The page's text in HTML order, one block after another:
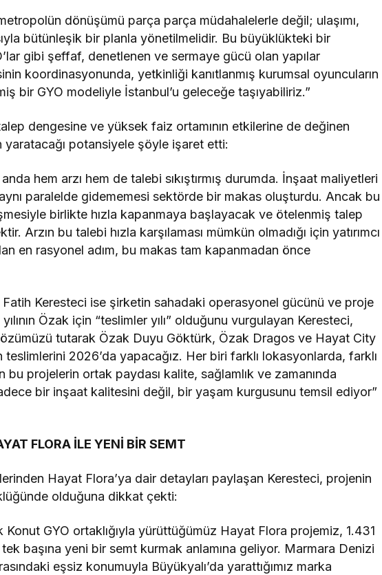
dönüşümü parça parça müdahalelerle değil; ulaşımı,
bütünleşik bir planla yönetilmelidir. Bu büyüklükteki bir
gibi şeffaf, denetlenen ve sermaye gücü olan yapılar
koordinasyonunda, yetkinliği kanıtlanmış kurumsal oyuncuların
bir GYO modeliyle İstanbul’u geleceğe taşıyabiliriz.”
dengesine ve yüksek faiz ortamının etkilerine de değinen
yaratacağı potansiyele şöyle işaret etti:
hem arzı hem de talebi sıkıştırmış durumda. İnşaat maliyetleri
aynı paralelde gidememesi sektörde bir makas oluşturdu. Ancak bu
birlikte hızla kapanmaya başlayacak ve ötelenmiş talep
Arzın bu talebi hızla karşılaması mümkün olmadığı için yatırımcı
en rasyonel adım, bu makas tam kapanmadan önce
Keresteci ise şirketin sahadaki operasyonel gücünü ve proje
Özak için “teslimler yılı” olduğunu vurgulayan Keresteci,
tutarak Özak Duyu Göktürk, Özak Dragos ve Hayat City
2026’da yapacağız. Her biri farklı lokasyonlarda, farklı
bu projelerin ortak paydası kalite, sağlamlık ve zamanında
bir inşaat kalitesini değil, bir yaşam kurgusunu temsil ediyor”
FLORA İLE YENİ BİR SEMT
Hayat Flora’ya dair detayları paylaşan Keresteci, projenin
olduğuna dikkat çekti:
Konut GYO ortaklığıyla yürüttüğümüz Hayat Flora projemiz, 1.431
tek başına yeni bir semt kurmak anlamına geliyor. Marmara Denizi
eşsiz konumuyla Büyükyalı’da yarattığımız marka